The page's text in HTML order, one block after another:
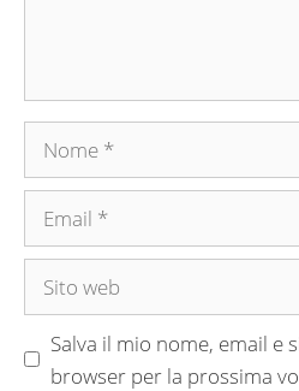
Nome
Email
Sito
Salva il mio nome, email e
browser per la prossima